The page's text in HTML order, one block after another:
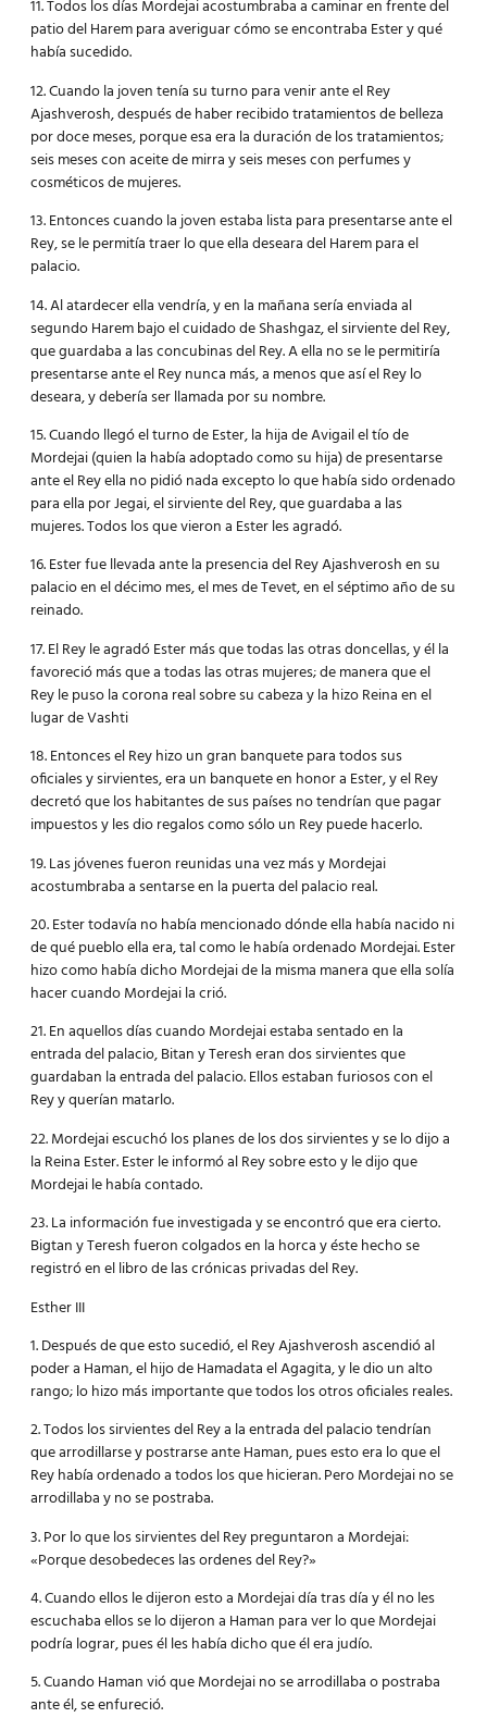
11. Todos los días Mordejai acostumbraba a caminar en frente del
patio del Harem para averiguar cómo se encontraba Ester y qué
había sucedido.
12. Cuando la joven tenía su turno para venir ante el Rey
Ajashverosh, después de haber recibido tratamientos de belleza
por doce meses, porque esa era la duración de los tratamientos;
seis meses con aceite de mirra y seis meses con perfumes y
cosméticos de mujeres.
13. Entonces cuando la joven estaba lista para presentarse ante el
Rey, se le permitía traer lo que ella deseara del Harem para el
palacio.
14. Al atardecer ella vendría, y en la mañana sería enviada al
segundo Harem bajo el cuidado de Shashgaz, el sirviente del Rey,
que guardaba a las concubinas del Rey. A ella no se le permitiría
presentarse ante el Rey nunca más, a menos que así el Rey lo
deseara, y debería ser llamada por su nombre.
15. Cuando llegó el turno de Ester, la hija de Avigail el tío de
Mordejai (quien la había adoptado como su hija) de presentarse
ante el Rey ella no pidió nada excepto lo que había sido ordenado
para ella por Jegai, el sirviente del Rey, que guardaba a las
mujeres. Todos los que vieron a Ester les agradó.
16. Ester fue llevada ante la presencia del Rey Ajashverosh en su
palacio en el décimo mes, el mes de Tevet, en el séptimo año de su
reinado.
17. El Rey le agradó Ester más que todas las otras doncellas, y él la
favoreció más que a todas las otras mujeres; de manera que el
Rey le puso la corona real sobre su cabeza y la hizo Reina en el
lugar de Vashti
18. Entonces el Rey hizo un gran banquete para todos sus
oficiales y sirvientes, era un banquete en honor a Ester, y el Rey
decretó que los habitantes de sus países no tendrían que pagar
impuestos y les dio regalos como sólo un Rey puede hacerlo.
19. Las jóvenes fueron reunidas una vez más y Mordejai
acostumbraba a sentarse en la puerta del palacio real.
20. Ester todavía no había mencionado dónde ella había nacido ni
de qué pueblo ella era, tal como le había ordenado Mordejai. Ester
hizo como había dicho Mordejai de la misma manera que ella solía
hacer cuando Mordejai la crió.
21. En aquellos días cuando Mordejai estaba sentado en la
entrada del palacio, Bitan y Teresh eran dos sirvientes que
guardaban la entrada del palacio. Ellos estaban furiosos con el
Rey y querían matarlo.
22. Mordejai escuchó los planes de los dos sirvientes y se lo dijo a
la Reina Ester. Ester le informó al Rey sobre esto y le dijo que
Mordejai le había contado.
23. La información fue investigada y se encontró que era cierto.
Bigtan y Teresh fueron colgados en la horca y éste hecho se
registró en el libro de las crónicas privadas del Rey.
Esther III
1. Después de que esto sucedió, el Rey Ajashverosh ascendió al
poder a Haman, el hijo de Hamadata el Agagita, y le dio un alto
rango; lo hizo más importante que todos los otros oficiales reales.
2. Todos los sirvientes del Rey a la entrada del palacio tendrían
que arrodillarse y postrarse ante Haman, pues esto era lo que el
Rey había ordenado a todos los que hicieran. Pero Mordejai no se
arrodillaba y no se postraba.
3. Por lo que los sirvientes del Rey preguntaron a Mordejai:
«Porque desobedeces las ordenes del Rey?»
4. Cuando ellos le dijeron esto a Mordejai día tras día y él no les
escuchaba ellos se lo dijeron a Haman para ver lo que Mordejai
podría lograr, pues él les había dicho que él era judío.
5. Cuando Haman vió que Mordejai no se arrodillaba o postraba
ante él, se enfureció.